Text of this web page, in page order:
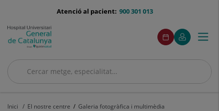
menu-
900 301 013
Atenció al pacient:
Cercar
Cercar
menuAcceso
Demaneu
cita
Aquest
enllaç
s'obrirà
una
El
meu
Aquest
enllaç
s'obrirà
una
finestra
Menú
Inici El nostre centre Galeria fotogràfica i multimèdia